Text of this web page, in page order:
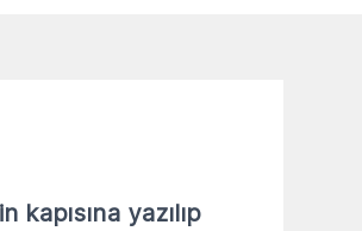
yazılıp